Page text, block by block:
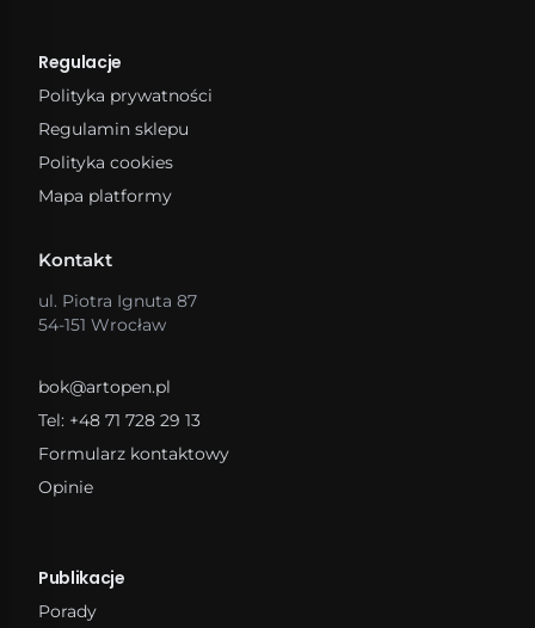
Regulacje
Polityka prywatności
Regulamin sklepu
Polityka cookies
Mapa platformy
Kontakt
ul. Piotra Ignuta 87
54-151 Wrocław
bok@artopen.pl
Tel: +48 71 728 29 13
Formularz kontaktowy
Opinie
Publikacje
Porady